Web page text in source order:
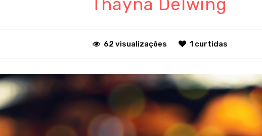
Thayna Delwing
62 visualizações 1 curtidas